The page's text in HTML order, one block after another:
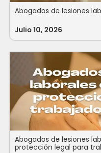
Abogados de lesiones
Julio 10, 2026
Abogados de lesiones
protección legal para